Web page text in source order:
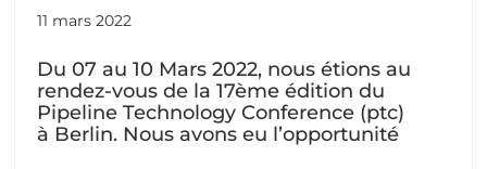
11 mars 2022
Du 07 au 10 Mars 2022, nous étions au
rendez-vous de la 17ème édition du
Pipeline Technology Conference (ptc)
à Berlin. Nous avons eu l’opportunité